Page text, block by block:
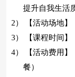
提升自我生活
2）
【活动场地】
3）
【课程时间】
4）
【活动费用】
餐）